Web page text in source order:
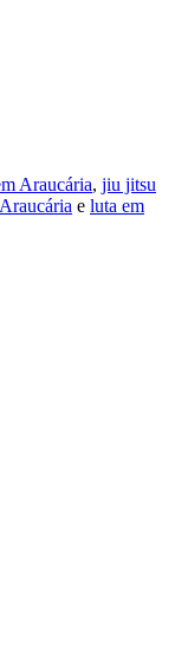
Araucária, jiu jitsu
e luta em